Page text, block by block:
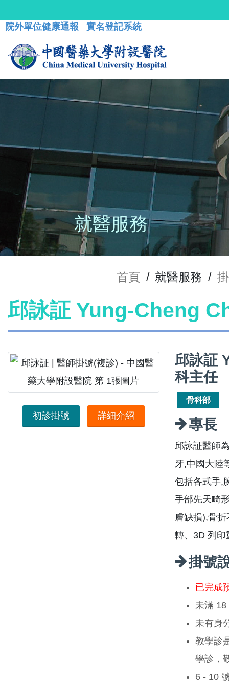
院外單位健康通報 實名登記系統
就醫服務
首頁 / 就醫服務 /
邱詠証 Yung-Cheng
初診掛號 詳細介紹
邱詠証
科主任
骨科部
專長
邱詠証醫師
牙,中國大陸
包括各式手,
手部先天畸
膚缺損),骨
轉、3D 列印
掛號
已完成
未滿 18
未有身
教學診
學診，
6 - 10